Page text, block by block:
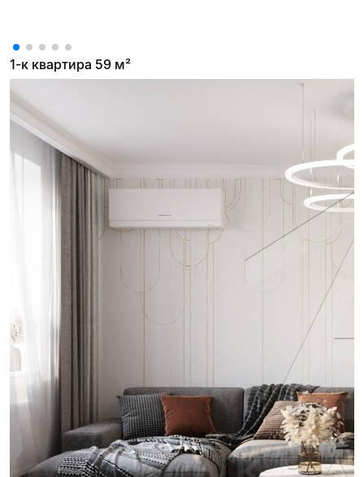
1-к квартира 59 м²